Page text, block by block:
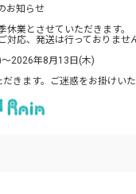
お知らせ
業とさせていただきます。
応、発送は行っておりません
2026年8月13日(木)
ます。ご迷惑をお掛けい